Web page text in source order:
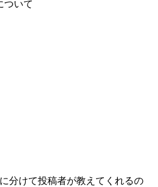
分けて投稿者が教えてくれるの